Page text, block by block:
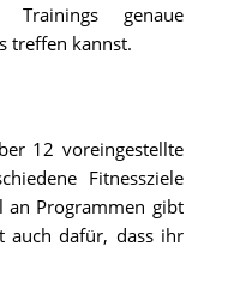
genaue
treffen kannst.
12 voreingestellte
Fitnessziele
an Programmen gibt
auch dafür, dass ihr